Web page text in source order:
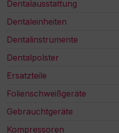
Dentalausstattung
Dentaleinheiten
Dentalinstrumente
Dentalpolster
Ersatzteile
Folienschweißgeräte
Gebrauchtgeräte
Kompressoren